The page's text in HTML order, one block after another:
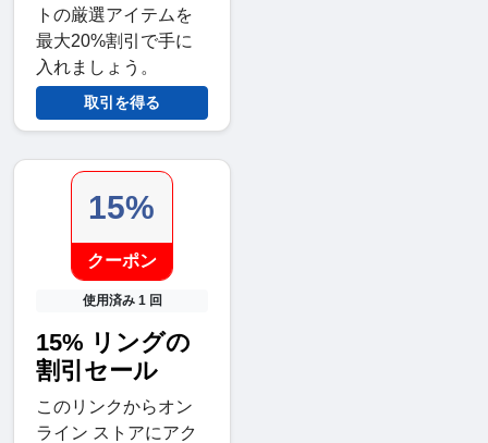
トの厳選アイテムを
最大20%割引で手に
入れましょう。
取引を得る
15%
クーポン
使用済み 1 回
15% リングの
割引セール
このリンクからオン
ライン ストアにアク